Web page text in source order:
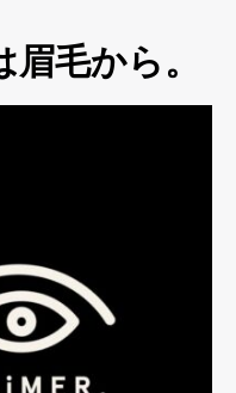
毛から。